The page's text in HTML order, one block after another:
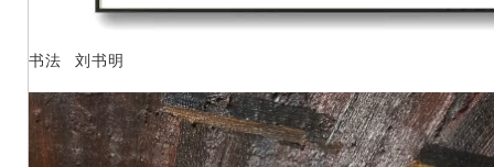
书法 刘书明